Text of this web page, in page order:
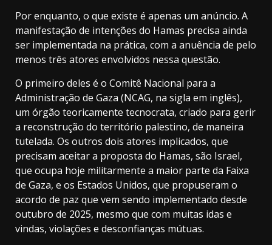
Por enquanto, o que existe é apenas um anúncio. A
manifestação de intenções do Hamas precisa ainda
ser implementada na prática, com a anuência de pelo
menos três atores envolvidos nessa questão.
O primeiro deles é o Comitê Nacional para a
Administração de Gaza (NCAG, na sigla em inglês),
um órgão teoricamente tecnocrata, criado para gerir
a reconstrução do território palestino, de maneira
tutelada. Os outros dois atores implicados, que
precisam aceitar a proposta do Hamas, são Israel,
que ocupa hoje militarmente a maior parte da Faixa
de Gaza, e os Estados Unidos, que propuseram o
acordo de paz que vem sendo implementado desde
outubro de 2025, mesmo que com muitas idas e
vindas, violações e desconfianças mútuas.